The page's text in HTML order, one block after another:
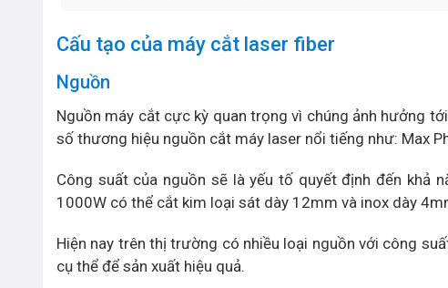
Cấu tạo của máy cắt laser fiber
Nguồn
Nguồn máy cắt cực kỳ quan trọng vì chúng ảnh hưởng
số thương hiệu nguồn cắt máy laser nổi tiếng như: Max
Công suất của nguồn sẽ là yếu tố quyết định đến khả
1000W có thể cắt kim loại sát dày 12mm và inox dày
Hiện nay trên thị trường có nhiều loại nguồn với công
cụ thể để sản xuất hiệu quả.